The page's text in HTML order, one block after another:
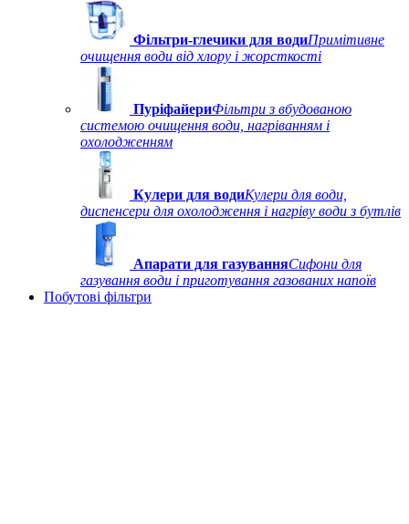
Фільтри-глечики для водиПримітивне
очищення води від хлору і жорсткості
ПуріфайериФільтри з вбудованою
системою очищення води, нагріванням і
охолодженням
Кулери для водиКулери для води,
диспенсери для охолодження і нагріву води з бутлів
Апарати для газуванняСифони для
газування води і приготування газованих напоїв
Побутові фільтри